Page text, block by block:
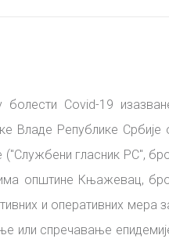
Covid-19
Владе Републике Србије
гласник РС",
општине Књажевац,
и оперативних мера
или спречавање